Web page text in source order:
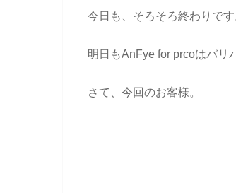
今日も、そろそろ終わりです
明日もAnFye for prcoはバリ
さて、今回のお客様。